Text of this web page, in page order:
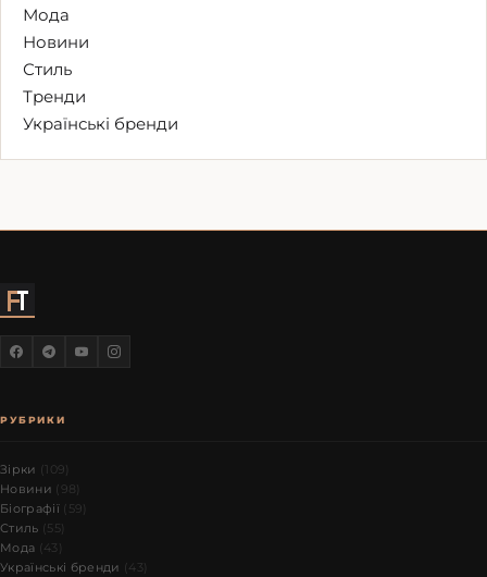
Мода
Новини
Стиль
Тренди
Українські бренди
РУБРИКИ
Зірки (109)
Новини (98)
Біографії (59)
Стиль (55)
Мода (43)
Українські бренди (43)